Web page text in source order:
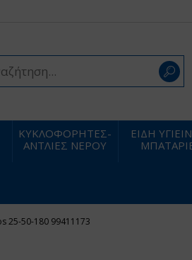
ΚΥΚΛΟΦΟΡΗΤΕΣ-
ΑΝΤΛΙΕΣ ΝΕΡΟΥ
ΕΙΔΗ
25-50-180 99411173